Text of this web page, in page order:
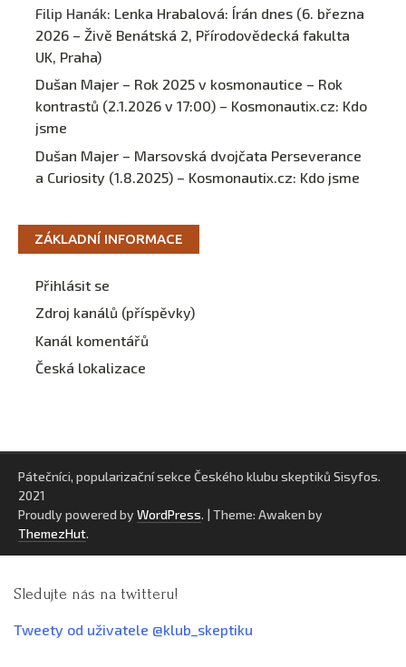
Filip Hanák: Lenka Hrabalová: Írán dnes (6. března
2026 – Živě Benátská 2, Přírodovědecká fakulta
UK, Praha)
Dušan Majer – Rok 2025 v kosmonautice – Rok
kontrastů (2.1.2026 v 17:00) – Kosmonautix.cz: Kdo
jsme
Dušan Majer – Marsovská dvojčata Perseverance
a Curiosity (1.8.2025) – Kosmonautix.cz: Kdo jsme
ZÁKLADNÍ INFORMACE
Přihlásit se
Zdroj kanálů (příspěvky)
Kanál komentářů
Česká lokalizace
Pátečníci, popularizační sekce Českého klubu skeptiků Sisyfos.
2021
Proudly powered by WordPress. | Theme: Awaken by
ThemezHut.
Sledujte nás na twitteru!
Tweety od uživatele @klub_skeptiku